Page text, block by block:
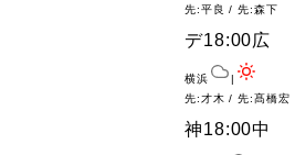
先:平良 / 先:森下
デ18:00広
横浜
|
先:才木 / 先:髙橋宏
神18:00中